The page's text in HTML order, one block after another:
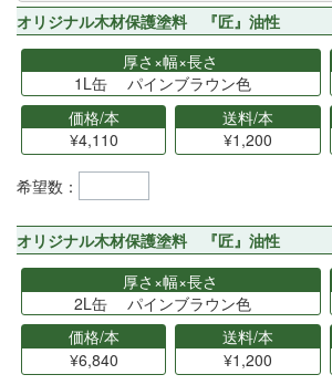
オリジナル木材保護塗料 『匠』油性
厚さ×幅×長さ
1L缶 パインブラウン色
価格/本
¥4,110
送料/本
¥1,200
希望数：
オリジナル木材保護塗料 『匠』油性
厚さ×幅×長さ
2L缶 パインブラウン色
価格/本
¥6,840
送料/本
¥1,200